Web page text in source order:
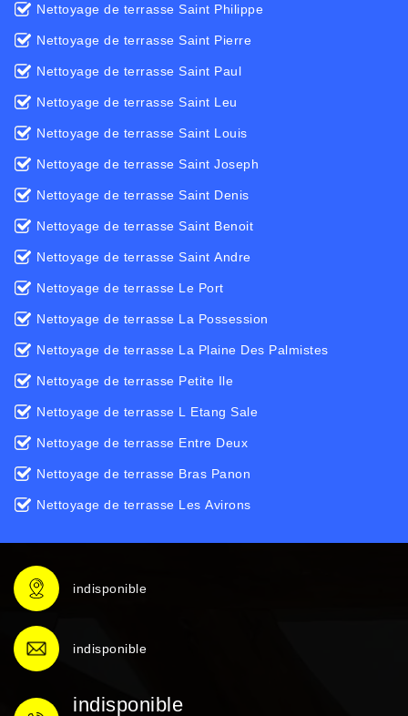
Nettoyage de terrasse Saint Philippe
Nettoyage de terrasse Saint Pierre
Nettoyage de terrasse Saint Paul
Nettoyage de terrasse Saint Leu
Nettoyage de terrasse Saint Louis
Nettoyage de terrasse Saint Joseph
Nettoyage de terrasse Saint Denis
Nettoyage de terrasse Saint Benoit
Nettoyage de terrasse Saint Andre
Nettoyage de terrasse Le Port
Nettoyage de terrasse La Possession
Nettoyage de terrasse La Plaine Des Palmistes
Nettoyage de terrasse Petite Ile
Nettoyage de terrasse L Etang Sale
Nettoyage de terrasse Entre Deux
Nettoyage de terrasse Bras Panon
Nettoyage de terrasse Les Avirons
indisponible
indisponible
indisponible